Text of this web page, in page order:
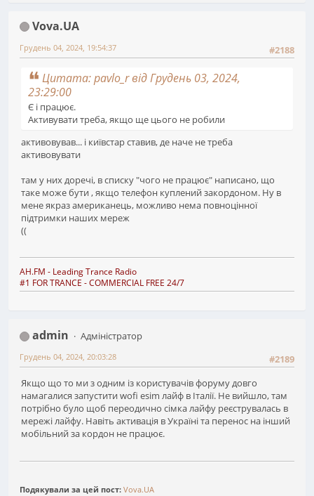
Vova.UA
#2188
Грудень 04, 2024, 19:54:37
Цитата: pavlo_r від Грудень 03, 2024,
23:29:00
Є і працює.
Активувати треба, якщо ще цього не робили
активовував... і київстар ставив, де наче не треба
активовувати
там у них доречі, в списку "чого не працює" написано, що
таке може бути , якщо телефон куплений закордоном. Ну в
мене якраз американець, можливо нема повноцінної
підтримки наших мереж
((
AH.FM - Leading Trance Radio
#1 FOR TRANCE - COMMERCIAL FREE 24/7
admin
Адміністратор
#2189
Грудень 04, 2024, 20:03:28
Якщо що то ми з одним із користувачів форуму довго
намагалися запустити wofi esim лайф в Італії. Не вийшло, там
потрібно було щоб переодично сімка лайфу реєструвалась в
мережі лайфу. Навіть активація в Україні та перенос на інший
мобільний за кордон не працює.
Подякували за цей пост: Vova.UA